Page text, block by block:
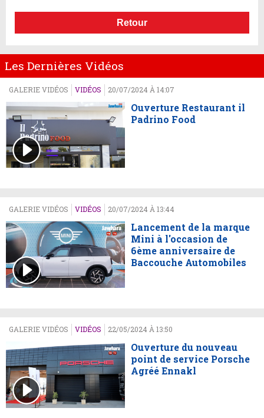
Retour
Les Dernières Vidéos
GALERIE VIDÉOS VIDÉOS 20/07/2024 À 14:07
Ouverture Restaurant il
Padrino Food
GALERIE VIDÉOS VIDÉOS 20/07/2024 À 13:44
Lancement de la marque
Mini à l'occasion de
6ème anniversaire de
Baccouche Automobiles
GALERIE VIDÉOS VIDÉOS 22/05/2024 À 13:50
Ouverture du nouveau
point de service Porsche
Agréé Ennakl